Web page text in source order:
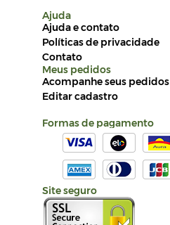
Ajuda
Ajuda e contato
Políticas de privacidade
Contato
Meus pedidos
Acompanhe seus pedidos
Editar cadastro
Formas de pagamento
Site seguro